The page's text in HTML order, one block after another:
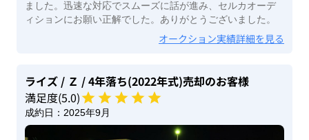
ました。迅速な対応でスムーズに話が進み、セルカオーデ
ィションにお願い正解でした。ありがとうございました。
オークション実績詳細を見る
ライズ / Ｚ / 4年落ち(2022年式)売却のお客様
満足度(5.0)
成約日： 2025年9月